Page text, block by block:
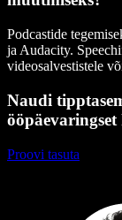
Podcastide
ja Audacity.
videosalvestistele
Naudi
Proovi tasuta